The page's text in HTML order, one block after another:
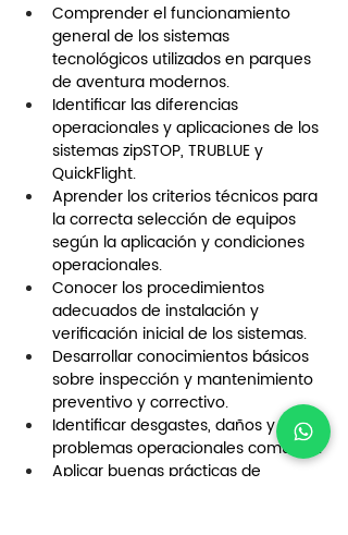
Comprender el funcionamiento
general de los sistemas
tecnológicos utilizados en parques
de aventura modernos.
Identificar las diferencias
operacionales y aplicaciones de los
sistemas zipSTOP, TRUBLUE y
QuickFlight.
Aprender los criterios técnicos para
la correcta selección de equipos
según la aplicación y condiciones
operacionales.
Conocer los procedimientos
adecuados de instalación y
verificación inicial de los sistemas.
Desarrollar conocimientos básicos
sobre inspección y mantenimiento
preventivo y correctivo.
Identificar desgastes, daños y
problemas operacionales comunes.
Aplicar buenas prácticas de